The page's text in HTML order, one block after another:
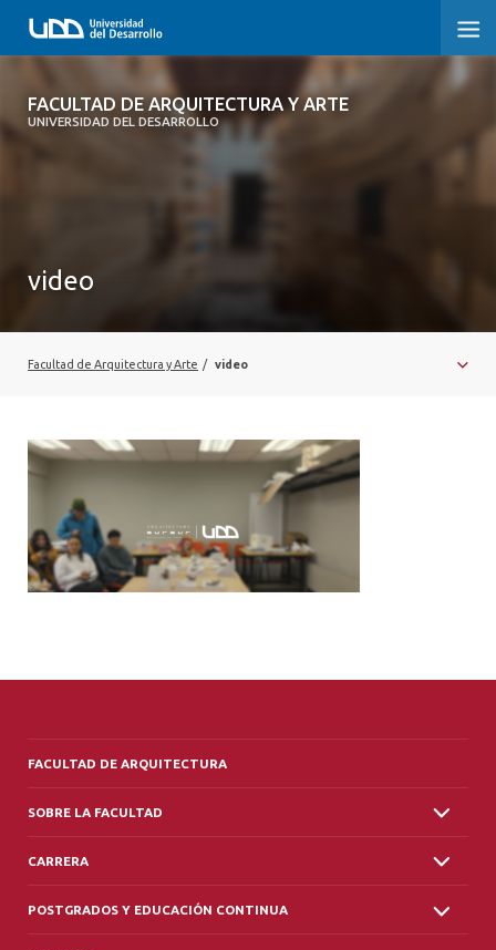
FACULTAD DE ARQUITECTURA Y ARTE
UNIVERSIDAD DEL DESARROLLO
FACULTAD DE ARQUITECTURA Y ARTE
VINCULACIÓN CON EL MEDIO
ALUMNI
PLATAFORMA VUT
video
Facultad de Arquitectura y Arte / video
FACULTAD DE ARQUITECTURA
SOBRE LA FACULTAD
CARRERA
POSTGRADOS Y EDUCACIÓN CONTINUA